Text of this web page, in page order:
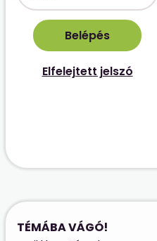
Elfelejtett jelszó
TÉMÁBA VÁGÓ!